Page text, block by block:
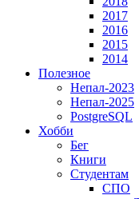
2017
2016
2015
2014
Полезное
Непал-2023
Непал-2025
PostgreSQL
Хобби
Бег
Книги
Студентам
СПО